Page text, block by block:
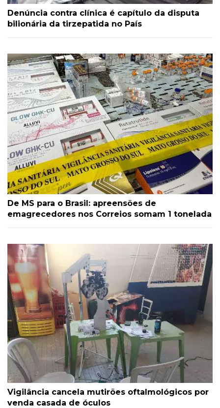
Denúncia contra clínica é capítulo da disputa
bilionária da tirzepatida no País
De MS para o Brasil: apreensões de
emagrecedores nos Correios somam 1 tonelada
Vigilância cancela mutirões oftalmológicos por
venda casada de óculos